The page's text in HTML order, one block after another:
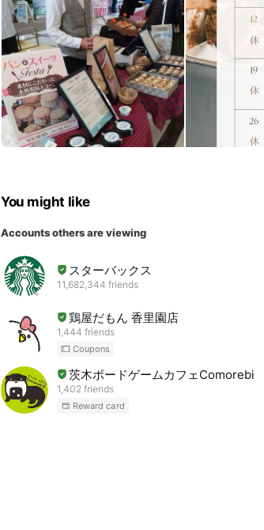
You might like
Accounts others are viewing
スターバックス
11,682,344 friends
鶏屋だもん 香里園店
1,444 friends
Coupons
茨木ボードゲームカフェComorebi
1,402 friends
Reward card